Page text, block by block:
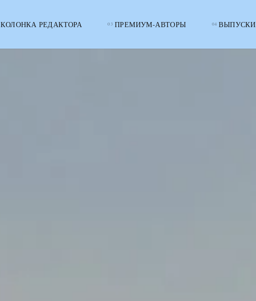
КОЛОНКА РЕДАКТОРА ПРЕМИУМ-АВТОРЫ ВЫПУСКИ